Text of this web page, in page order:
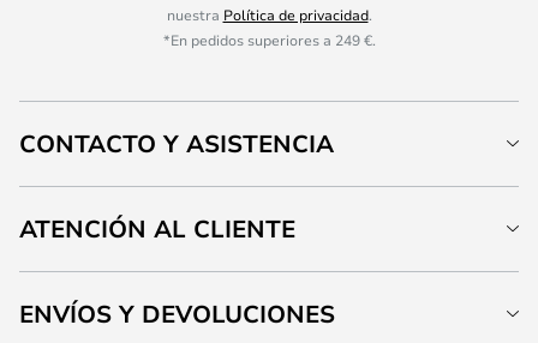
nuestra Política de privacidad.
*En pedidos superiores a 249 €.
CONTACTO Y ASISTENCIA
ATENCIÓN AL CLIENTE
ENVÍOS Y DEVOLUCIONES